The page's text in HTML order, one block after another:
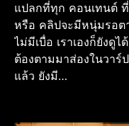
แปลกที่ทุก คอนเทนต์
หรือ คลิปจะมีหนุ่มรอต
ไม่มีเบื่อ เราเองก็ยังดู
ต้องตามมาส่องในวาร์
แล้ว ยังมี…